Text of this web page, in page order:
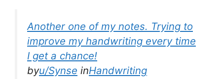
Another one of my notes. Trying to
improve my handwriting every time
I get a chance!
byu/Synse inHandwriting